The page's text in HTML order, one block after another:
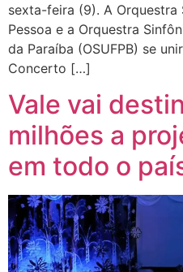
sexta-feira (9). A
Pessoa e a Orquestra
da Paraíba (OSUFPB) se
Concerto […]
Vale vai
milhões a
em todo o